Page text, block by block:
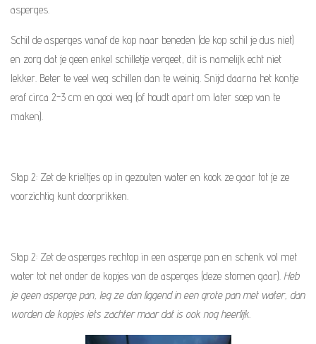
asperges.
Schil de asperges vanaf de kop naar beneden (de kop schil je dus niet)
en zorg dat je geen enkel schilletje vergeet, dit is namelijk echt niet
lekker. Beter te veel weg schillen dan te weinig. Snijd daarna het kontje
eraf circa 2-3 cm en gooi weg (of houdt apart om later soep van te
maken).
Stap 2: Zet de krieltjes op in gezouten water en kook ze gaar tot je ze
voorzichtig kunt doorprikken.
Stap 2: Zet de asperges rechtop in een asperge pan en schenk vol met
water tot net onder de kopjes van de asperges (deze stomen gaar). Heb
je geen asperge pan, leg ze dan liggend in een grote pan met water, dan
worden de kopjes iets zachter maar dat is ook nog heerlijk.